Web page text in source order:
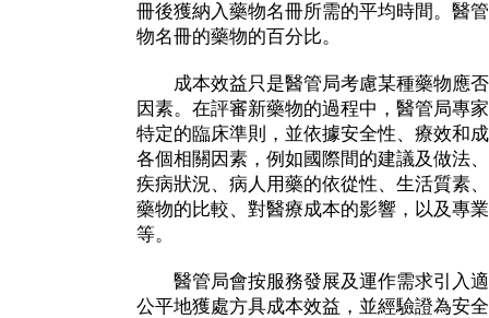
冊後獲納入藥物名冊所需的平均時間。醫
物名冊的藥物的百分比。
成本效益只是醫管局考慮某種藥物應否
因素。在評審新藥物的過程中，醫管局專
特定的臨床準則，並依據安全性、療效和
各個相關因素，例如國際間的建議及做法
疾病狀況、病人用藥的依從性、生活質素
藥物的比較、對醫療成本的影響，以及專
等。
醫管局會按服務發展及運作需求引入適
公平地獲處方具成本效益，並經驗證為安